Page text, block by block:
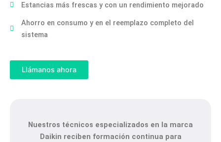
Nuestros técnicos especializados en la marca
Daikin reciben formación continua para
Estancias más frescas y con un rendimiento mejorado
Ahorro en consumo y en el reemplazo completo del
sistema
Llámanos ahora